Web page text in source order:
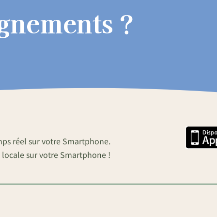
?
réel sur votre Smartphone.
sur votre Smartphone !